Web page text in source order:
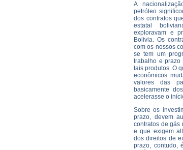
A
petróleo
dos contratos
estatal
exploravam e
Bolívia. Os
com os nossos
se tem um
trabalho e prazo
tais produtos. O
econômicos
valores das
basicamente
acelerasse o
Sobre os
prazo, devem
contratos de gás
e que exigem
dos direitos de
prazo, contudo,